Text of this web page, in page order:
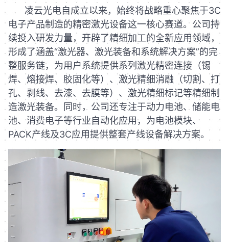
凌云光电自成立以来，始终将战略重心聚焦于3C
电子产品制造的精密激光设备这一核心赛道。公司持
续投入研发力量，开辟了精细加工的全新应用领域，
形成了涵盖“激光器、激光装备和系统解决方案”的完
整服务链，为用户系统提供系列激光精密连接（锡
焊、熔接焊、胶固化等）、激光精细消融（切割、打
孔、剥线、去漆、去膜等）、激光精细标记等精细制
造激光装备。同时，公司还专注于动力电池、储能电
池、消费电子等行业自动化应用，为电池模块、
PACK产线及3C应用提供整套产线设备解决方案。